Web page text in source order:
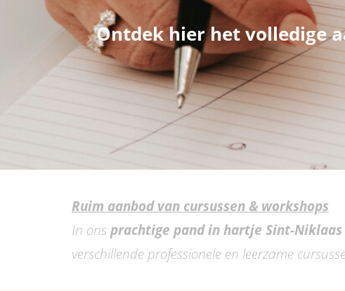
Ontdek hier het volledige
Ruim aanbod van cursussen & workshops
In ons prachtige pand in hartje Sint-Niklaas
verschillende professionele en leerzame